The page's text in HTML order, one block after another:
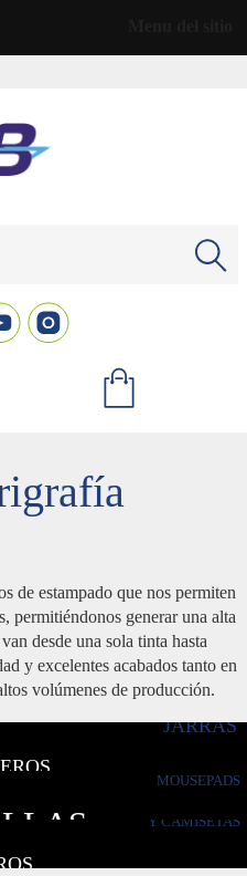
de estampado que nos permiten
permitiéndonos generar una alta
desde una sola tinta hasta
y excelentes acabados tanto en
volúmenes de producción.
JARRAS
MOUSEPADS
Y CAMISETAS